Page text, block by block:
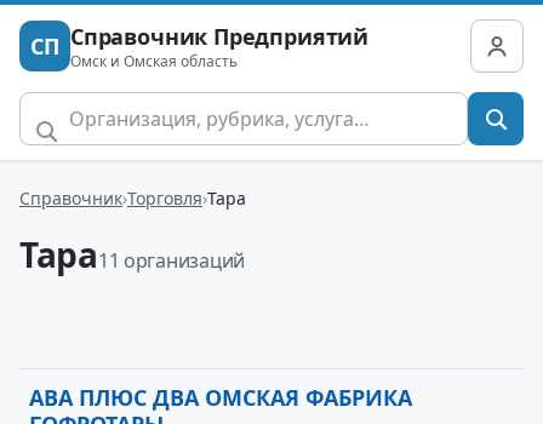
СП Справочник Предприятий
Омск и Омская область
Справочник Торговля Тара
Тара11 организаций
АВА ПЛЮС ДВА ОМСКАЯ ФАБРИКА